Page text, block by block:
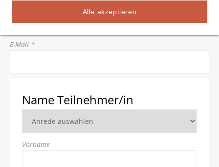
Alle akzeptieren
E-Mail *
Name Teilnehmer/in
Vorname